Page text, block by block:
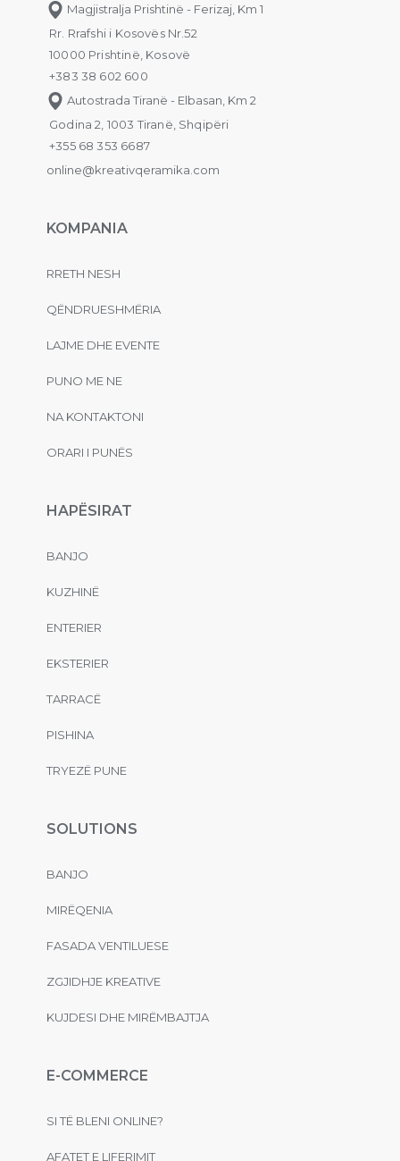
Magjistralja Prishtinë - Ferizaj, Km 1
Rr. Rrafshi i Kosovës Nr.52
10000 Prishtinë, Kosovë
+383 38 602 600
Autostrada Tiranë - Elbasan, Km 2
Godina 2, 1003 Tiranë, Shqipëri
+355 68 353 6687
online@kreativqeramika.com
KOMPANIA
RRETH NESH
QËNDRUESHMËRIA
LAJME DHE EVENTE
PUNO ME NE
NA KONTAKTONI
ORARI I PUNËS
HAPËSIRAT
BANJO
KUZHINË
ENTERIER
EKSTERIER
TARRACË
PISHINA
TRYEZË PUNE
SOLUTIONS
BANJO
MIRËQENIA
FASADA VENTILUESE
ZGJIDHJE KREATIVE
KUJDESI DHE MIRËMBAJTJA
E-COMMERCE
SI TË BLENI ONLINE?
AFATET E LIFERIMIT